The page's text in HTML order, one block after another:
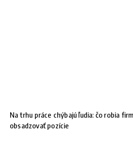
Na trhu práce chýbajú ľudia: čo robia
obsadzovať pozície